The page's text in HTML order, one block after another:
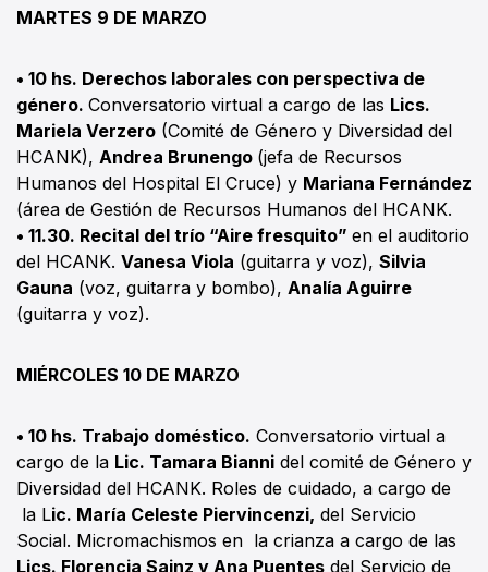
MARTES 9 DE MARZO
• 10 hs. Derechos laborales con perspectiva de
género. Conversatorio virtual a cargo de las Lics.
Mariela Verzero (Comité de Género y Diversidad del
HCANK), Andrea Brunengo (jefa de Recursos
Humanos del Hospital El Cruce) y Mariana Fernández
(área de Gestión de Recursos Humanos del HCANK.
• 11.30. Recital del trío “Aire fresquito” en el auditorio
del HCANK. Vanesa Viola (guitarra y voz), Silvia
Gauna (voz, guitarra y bombo), Analía Aguirre
(guitarra y voz).
MIÉRCOLES 10 DE MARZO
• 10 hs. Trabajo doméstico. Conversatorio virtual a
cargo de la Lic. Tamara Bianni del comité de Género y
Diversidad del HCANK. Roles de cuidado, a cargo de
la Lic. María Celeste Piervincenzi, del Servicio
Social. Micromachismos en la crianza a cargo de las
Lics. Florencia Sainz y Ana Puentes del Servicio de